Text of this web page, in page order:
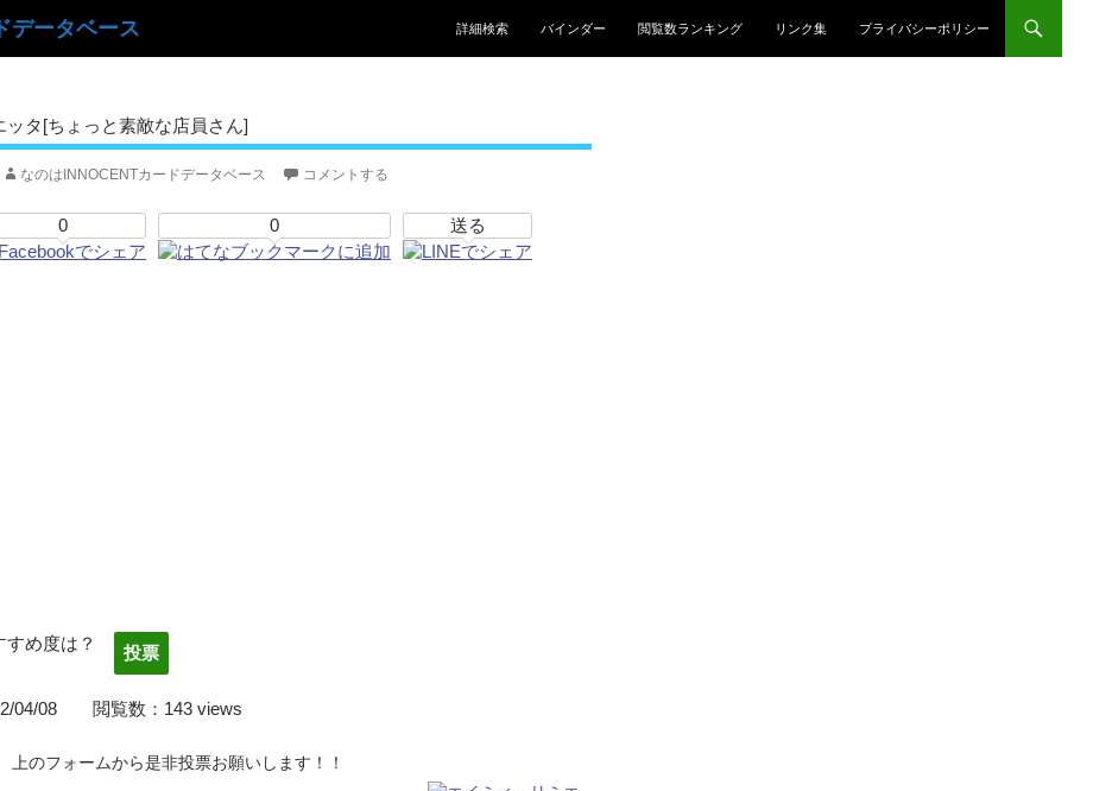
データベース
詳細検索
バインダー 閲覧数ランキング リンク集 プライバシーポリシー
ッタ[ちょっと素敵な店員さん]
なのはINNOCENTカードデータベース コメントする
0 0 送る
すめ度は？
：2022/04/08 閲覧数：143 views
のフォームから是非投票お願いします！！